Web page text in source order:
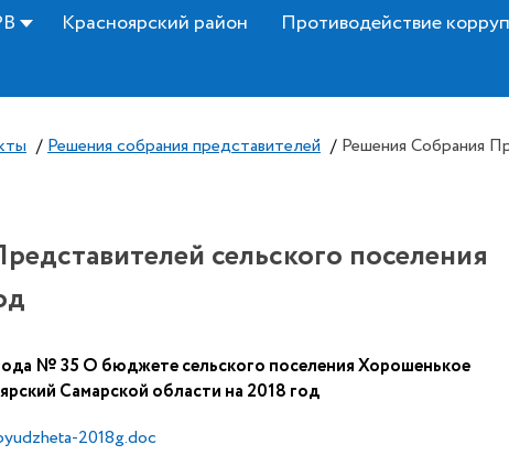
Красноярский район Противодействие
/ Решения собрания представителей / Решения Собрания
сельского поселения
№ 35 О бюджете сельского поселения Хорошенькое
Самарской области на 2018 год
2018g.doc